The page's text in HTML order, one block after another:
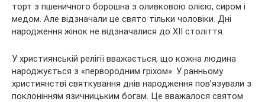
торт з пшеничного борошна з оливковою олією, сиром і
медом. Але відзначали це свято тільки чоловіки. Дні
народження жінок не відзначалися до XII століття.
У християнській релігії вважається, що кожна людина
народжується з «первородним гріхом». У ранньому
християнстві святкування днів народження пов’язували з
поклонінням язичницьким богам. Це вважалося святом